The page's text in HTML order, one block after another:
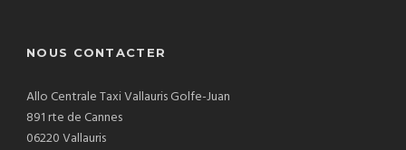
NOUS CONTACTER
Allo Centrale Taxi Vallauris Golfe-Juan
891 rte de Cannes
06220 Vallauris